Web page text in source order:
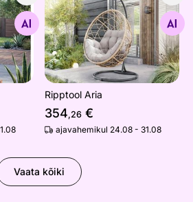
Ripptool Aria
Otsi sarnaseid
Ripptool Aria
354,26 €
ajavahemikul 24.08 - 31.08
Vaata kõiki